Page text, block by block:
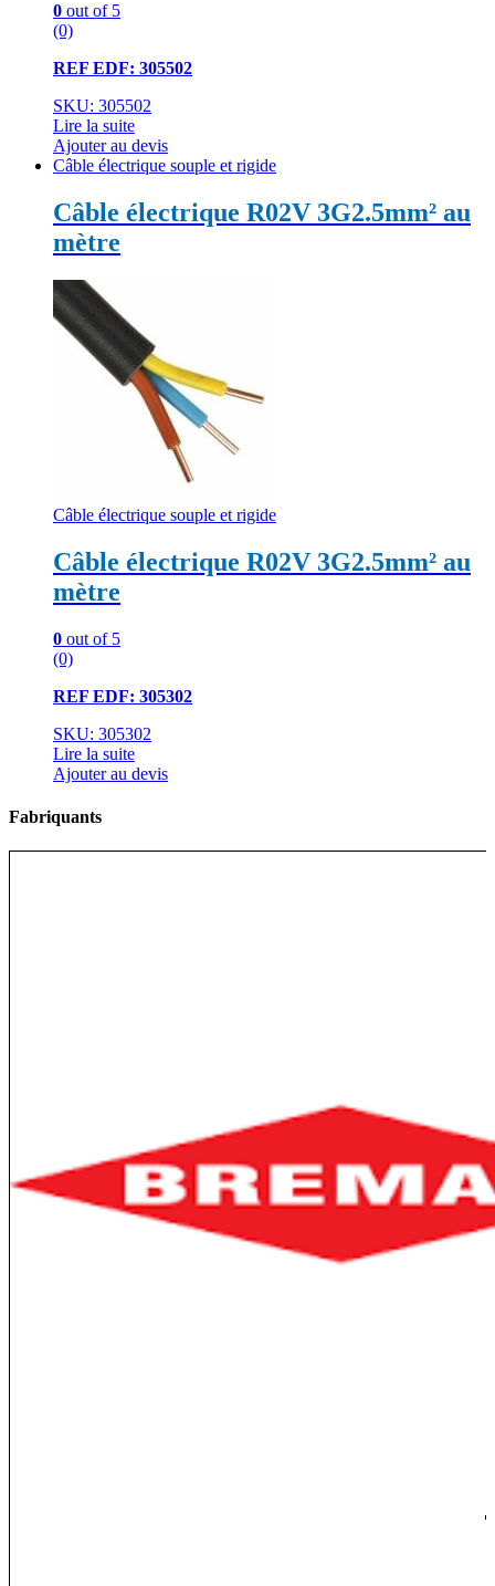
0 out of 5
(0)
REF EDF: 305502
SKU: 305502
Lire la suite
Ajouter au devis
Câble électrique souple et rigide
Câble électrique R02V 3G2.5mm² au
mètre
Câble électrique souple et rigide
Câble électrique R02V 3G2.5mm² au
mètre
0 out of 5
(0)
REF EDF: 305302
SKU: 305302
Lire la suite
Ajouter au devis
Fabriquants